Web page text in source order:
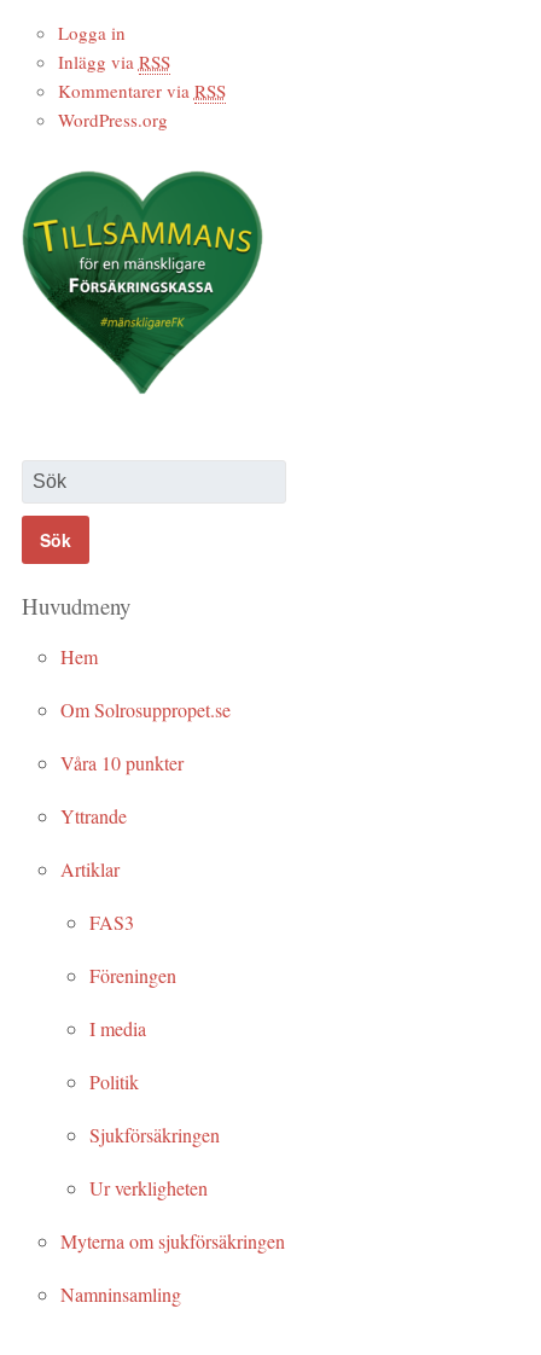
Logga in
Inlägg via RSS
Kommentarer via RSS
WordPress.org
Huvudmeny
Hem
Om Solrosuppropet.se
Våra 10 punkter
Yttrande
Artiklar
FAS3
Föreningen
I media
Politik
Sjukförsäkringen
Ur verkligheten
Myterna om sjukförsäkringen
Namninsamling